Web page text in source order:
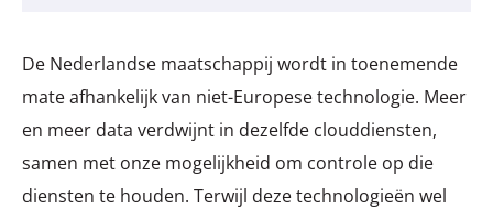
De Nederlandse maatschappij wordt in toenemende
mate afhankelijk van niet-Europese technologie. Meer
en meer data verdwijnt in dezelfde clouddiensten,
samen met onze mogelijkheid om controle op die
diensten te houden. Terwijl deze technologieën wel